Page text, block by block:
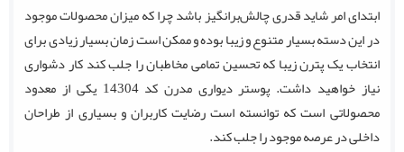
ابتدای امر شاید قدری چالش‌برانگیز باشد چرا که میزان محصولات موجود
در این دسته بسیار متنوع و زیبا بوده و ممکن است زمان بسیار زیادی برای
انتخاب یک پترن زیبا که تحسین تمامی مخاطبان را جلب کند کار دشواری
نیاز خواهید داشت. پوستر دیواری مدرن کد 14304 یکی از معدود
محصولاتی است که توانسته است رضایت کاربران و بسیاری از طراحان
داخلی در عرصه موجود را جلب کند.